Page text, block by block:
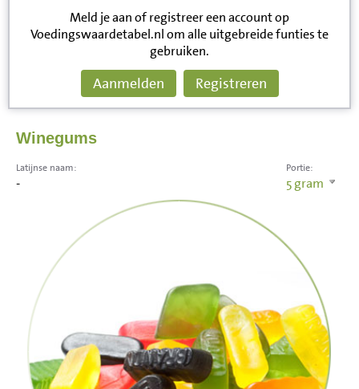
Meld je aan of registreer een account op
Voedingswaardetabel.nl om alle uitgebreide funties te
gebruiken.
Aanmelden Registreren
Winegums
Portie:
5gram
Latijnse naam:
-